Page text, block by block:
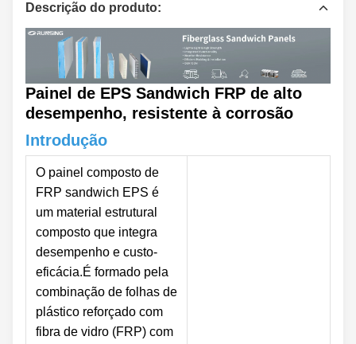
Descrição do produto:
Painel de EPS Sandwich FRP de alto
desempenho, resistente à corrosão
Introdução
O painel composto de
FRP sandwich EPS é
um material estrutural
composto que integra
desempenho e custo-
eficácia.É formado pela
combinação de folhas de
plástico reforçado com
fibra de vidro (FRP) com